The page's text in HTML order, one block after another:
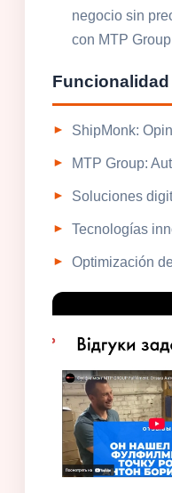
negocio sin
con MTP
Funcionalidad
ShipMonk:
MTP Group:
Soluciones
Tecnologías
Optimización